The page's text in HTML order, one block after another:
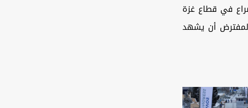
في قطاع غزة
أن يشهد